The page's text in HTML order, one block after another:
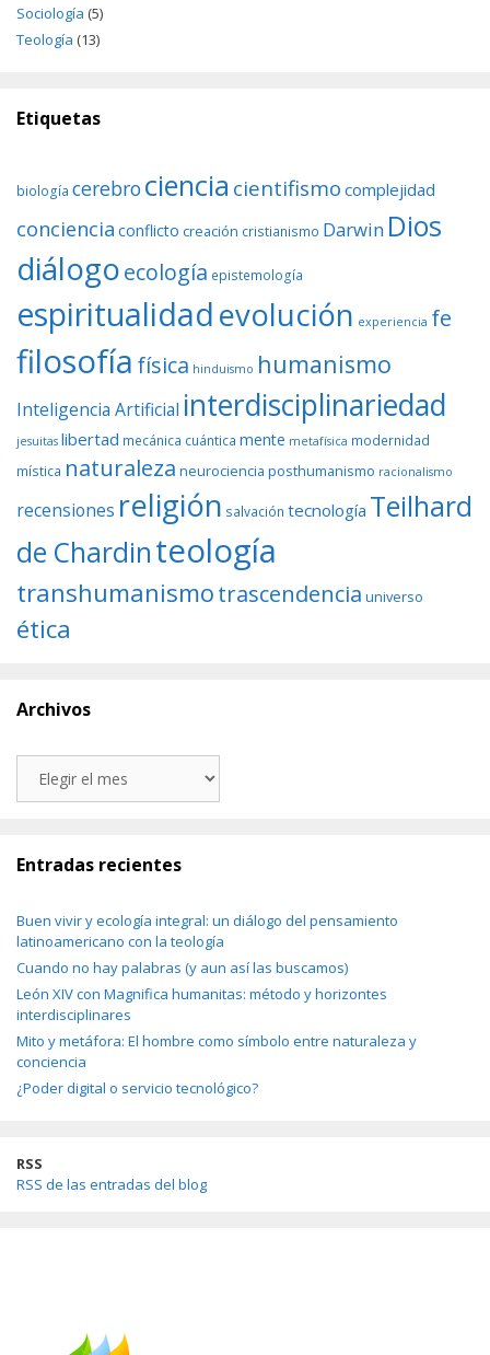
Sociología (5)
Teología (13)
Etiquetas
biología cerebro ciencia cientifismo complejidad
conciencia conflicto creación cristianismo Darwin Dios
diálogoecología epistemología
espiritualidadevolución experiencia fe
filosofía física hinduismo humanismo
Inteligencia Artificial interdisciplinariedad
jesuitas libertad mecánica cuántica mente metafísica modernidad
mística naturaleza neurociencia posthumanismo racionalismo
recensiones religión salvación tecnología Teilhard
de Chardinteología
transhumanismotrascendencia universo
ética
Archivos
Entradas recientes
Buen vivir y ecología integral: un diálogo del pensamiento
latinoamericano con la teología
Cuando no hay palabras (y aun así las buscamos)
León XIV con Magnifica humanitas: método y horizontes
interdisciplinares
Mito y metáfora: El hombre como símbolo entre naturaleza y
conciencia
¿Poder digital o servicio tecnológico?
RSS
RSS de las entradas del blog